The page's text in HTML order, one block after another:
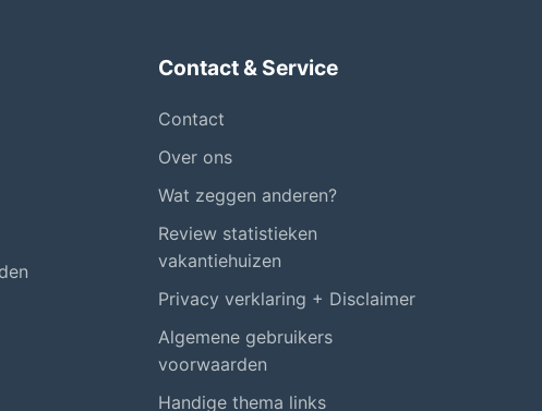
Contact & Service
Contact
Over ons
Wat zeggen anderen?
Review statistieken
vakantiehuizen
Privacy verklaring + Disclaimer
Algemene gebruikers
voorwaarden
Handige thema links